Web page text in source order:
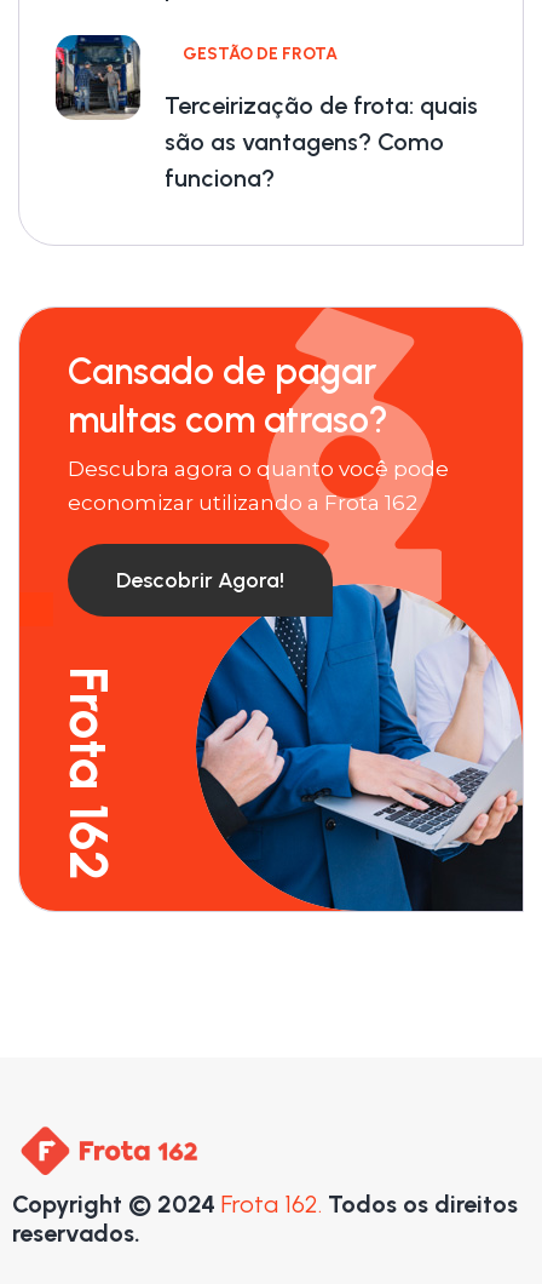
GESTÃO DE FROTA
Terceirização de frota: quais
são as vantagens? Como
funciona?
Frota 162
Cansado de pagar
multas com atraso?
Descubra agora o quanto você pode
economizar utilizando a Frota 162
Descobrir Agora!
Copyright © 2024 Frota 162. Todos os direitos
reservados.